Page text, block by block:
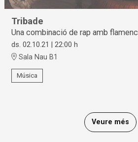
Tribade
Una combinació de rap amb flamenc
ds. 02.10.21 |22:00 h
Sala Nau B1
Música
Veure més